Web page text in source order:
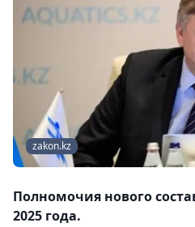
zakon.kz
Полномочия нового
2025 года.